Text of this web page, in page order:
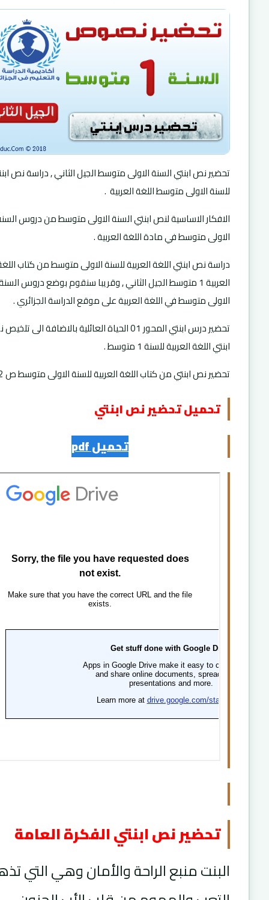
تحضير نص ابنتي السنة الاولى متوسط الجيل الثاني , دراسة نص
للسنة الاولى متوسط اللغة العربية .
الافكار الاساسية لنص ابنتي السنة الاولى متوسط من دروس
الاولى متوسط في مادة اللغة العربية .
دراسة نص ابنتي اللغة العربية للسنة الاولى متوسط من كتاب
العربية 1 متوسط الجيل الثاني , وقريبا سنقوم بوضع دروس
الاولى متوسط في اللغة العربية على موقع الدراسة الجزائري .
تحضير درس ابنتي المحور 01 الحياة العائلية بالاضافة الى
ابنتي اللغة العربية للسنة 1 متوسط .
تحضير نص ابنتي من كتاب اللغة العربية للسنة الاولى متوسط ص 12.
تحميل تحضير نص ابنتي
تحميل pdf
تحضير نص ابنتي الفكرة العامة
البنت منبع الراحة والأمان وهي التي